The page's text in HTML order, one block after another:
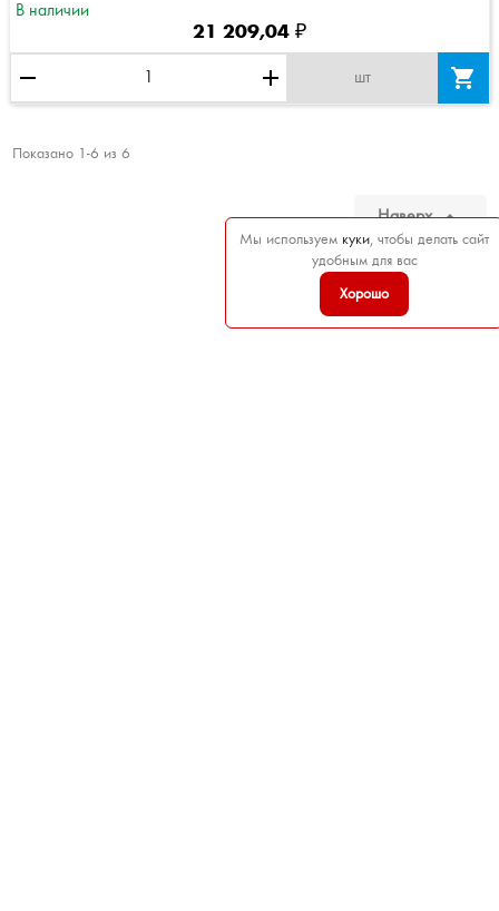
Мы используем куки, чтобы делать сайт
удобным для вас
Хорошо
В наличии
21 209,04 ₽
remove add шт 
Показано 1-6 из 6
Наверх